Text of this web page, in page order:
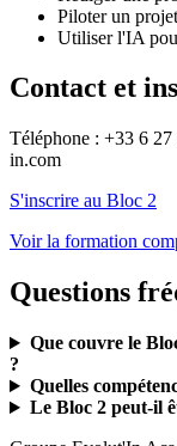
Piloter un
Utiliser l'IA
Contact et
Téléphone : +33 6
in.com
S'inscrire au Bloc 2
Voir la formation
Questions
Que couvre le
?
Quelles
Le Bloc 2 peut-il